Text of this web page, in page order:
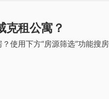
克租公寓？
使用下方“房源筛选”功能搜